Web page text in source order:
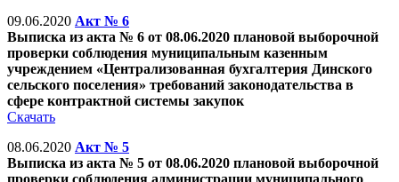
09.06.2020 Акт № 6
Выписка из акта № 6 от 08.06.2020 плановой выборочной
проверки соблюдения муниципальным казенным
учреждением «Централизованная бухгалтерия Динского
сельского поселения» требований законодательства в
сфере контрактной системы закупок
Скачать
08.06.2020 Акт № 5
Выписка из акта № 5 от 08.06.2020 плановой выборочной
проверки соблюдения администрации муниципального